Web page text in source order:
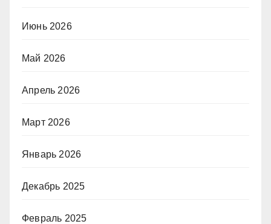
Июнь 2026
Май 2026
Апрель 2026
Март 2026
Январь 2026
Декабрь 2025
Февраль 2025